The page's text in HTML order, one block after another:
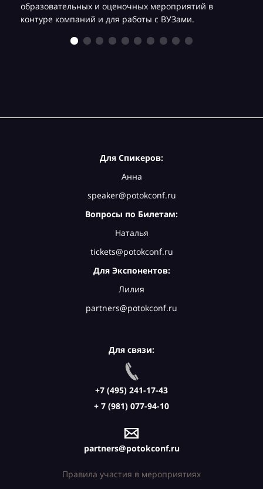
образовательных и оценочных мероприятий в
контуре компаний и для работы с ВУЗами.
Для Спикеров:
Анна
speaker@potokconf.ru
Вопросы по Билетам:
Наталья
tickets@potokconf.ru
Для Экспонентов:
Лилия
partners@potokconf.ru
Для связи:
+7 (495) 241-17-43
+ 7 (981) 077-94-10
partners@potokconf.ru
Правила участия в мероприятиях